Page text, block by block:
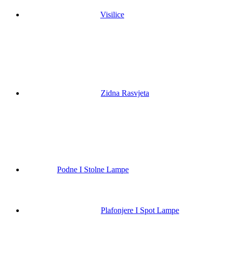
Visilice
Zidna Rasvjeta
Podne I Stolne Lampe
Plafonjere I Spot Lampe